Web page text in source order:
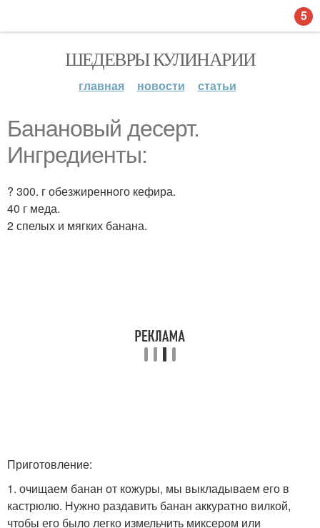
ШЕДЕВРЫ КУЛИНАРИИ
главная новости статьи
Банановый десерт.
Ингредиенты:
? 300. г обезжиренного кефира.
40 г меда.
2 спелых и мягких банана.
Приготовление:
1. очищаем банан от кожуры, мы выкладываем его в
кастрюлю. Нужно раздавить банан аккуратно вилкой,
чтобы его было легко измельчить миксером или
5